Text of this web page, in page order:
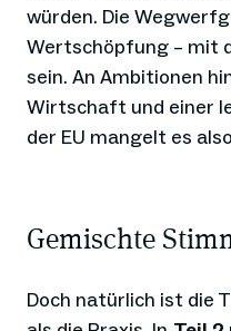
würden. Die
Wertschöpfung – mit
sein. An Ambitionen
Wirtschaft und einer
der EU mangelt es
Gemischte
Doch natürlich ist die